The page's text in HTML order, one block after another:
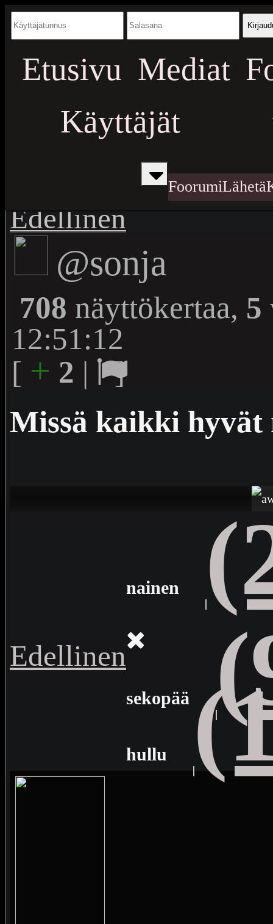
Etusivu Mediat
Käyttäjät
FoorumiLähetä
Edellinen
@sonja
708 näyttökertaa, 5
12:51:12
[ + 2 | ]
Missä kaikki hyvät
Edellinen
nainen
sekopää
hullu